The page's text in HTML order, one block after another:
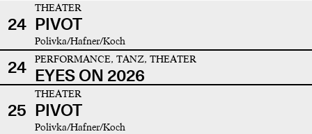
24
THEATER
PIVOT
Polivka/Hafner/Koch
24 PERFORMANCE, TANZ, THEATER
EYES ON 2026
25
THEATER
PIVOT
Polivka/Hafner/Koch